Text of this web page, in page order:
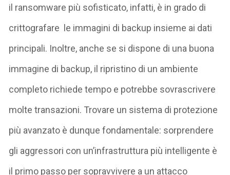
il ransomware più sofisticato, infatti, è in grado di
crittografare le immagini di backup insieme ai dati
principali. Inoltre, anche se si dispone di una buona
immagine di backup, il ripristino di un ambiente
completo richiede tempo e potrebbe sovrascrivere
molte transazioni. Trovare un sistema di protezione
più avanzato è dunque fondamentale: sorprendere
gli aggressori con un’infrastruttura più intelligente è
il primo passo per sopravvivere a un attacco